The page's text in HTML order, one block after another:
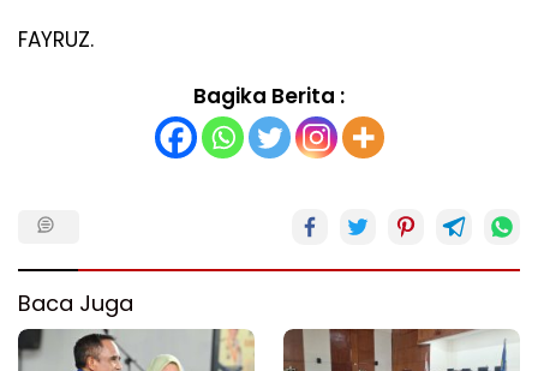
FAYRUZ.
Bagika Berita :
Baca Juga